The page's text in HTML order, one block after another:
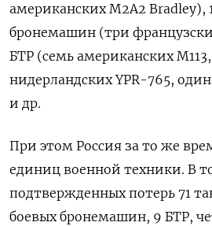
американских M2A2 Bradley),
бронемашин (три
БТР (семь американских
нидерландских YPR-765,
и др.
При этом Россия за то же
единиц военной техники. В
подтвержденных потерь 71
боевых бронемашин, 9 БТР,